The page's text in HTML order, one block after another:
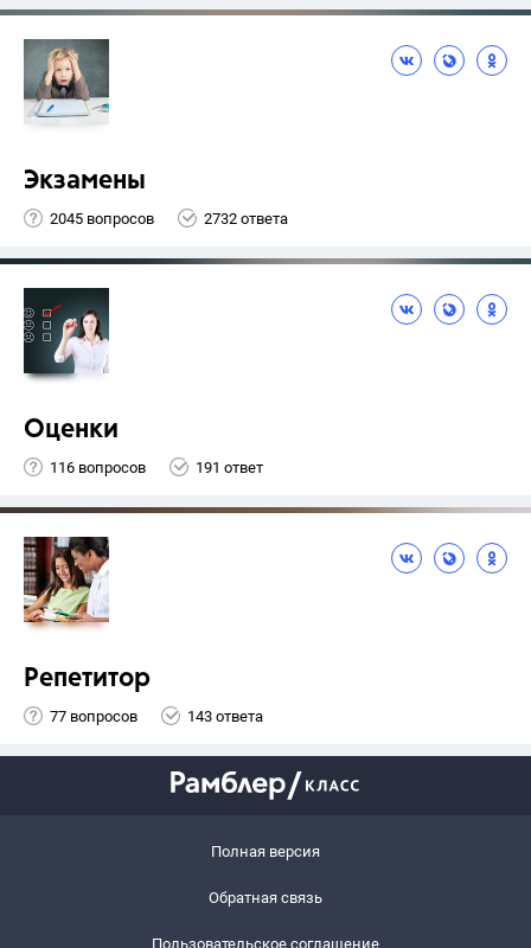
Экзамены
2045 вопросов 2732 ответа
Оценки
116 вопросов 191 ответ
Репетитор
77 вопросов 143 ответа
Полная версия
Обратная связь
Пользовательское соглашение